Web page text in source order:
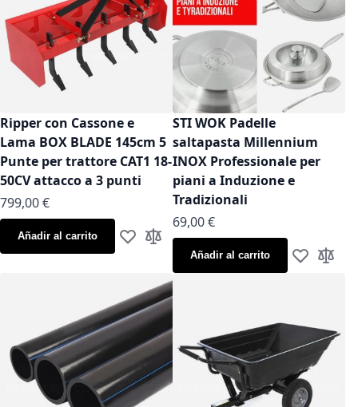
Ripper con Cassone e
Lama BOX BLADE 145cm 5
Punte per trattore CAT1 18-
50CV attacco a 3 punti
799,00 €
Añadir al carrito Añadir a la Lista de Deseos
Añadir para comparar
STI WOK Padelle
saltapasta Millennium
INOX Professionale per
piani a Induzione e
Tradizionali
As low as
69,00 €
Añadir al carrito Añadir a